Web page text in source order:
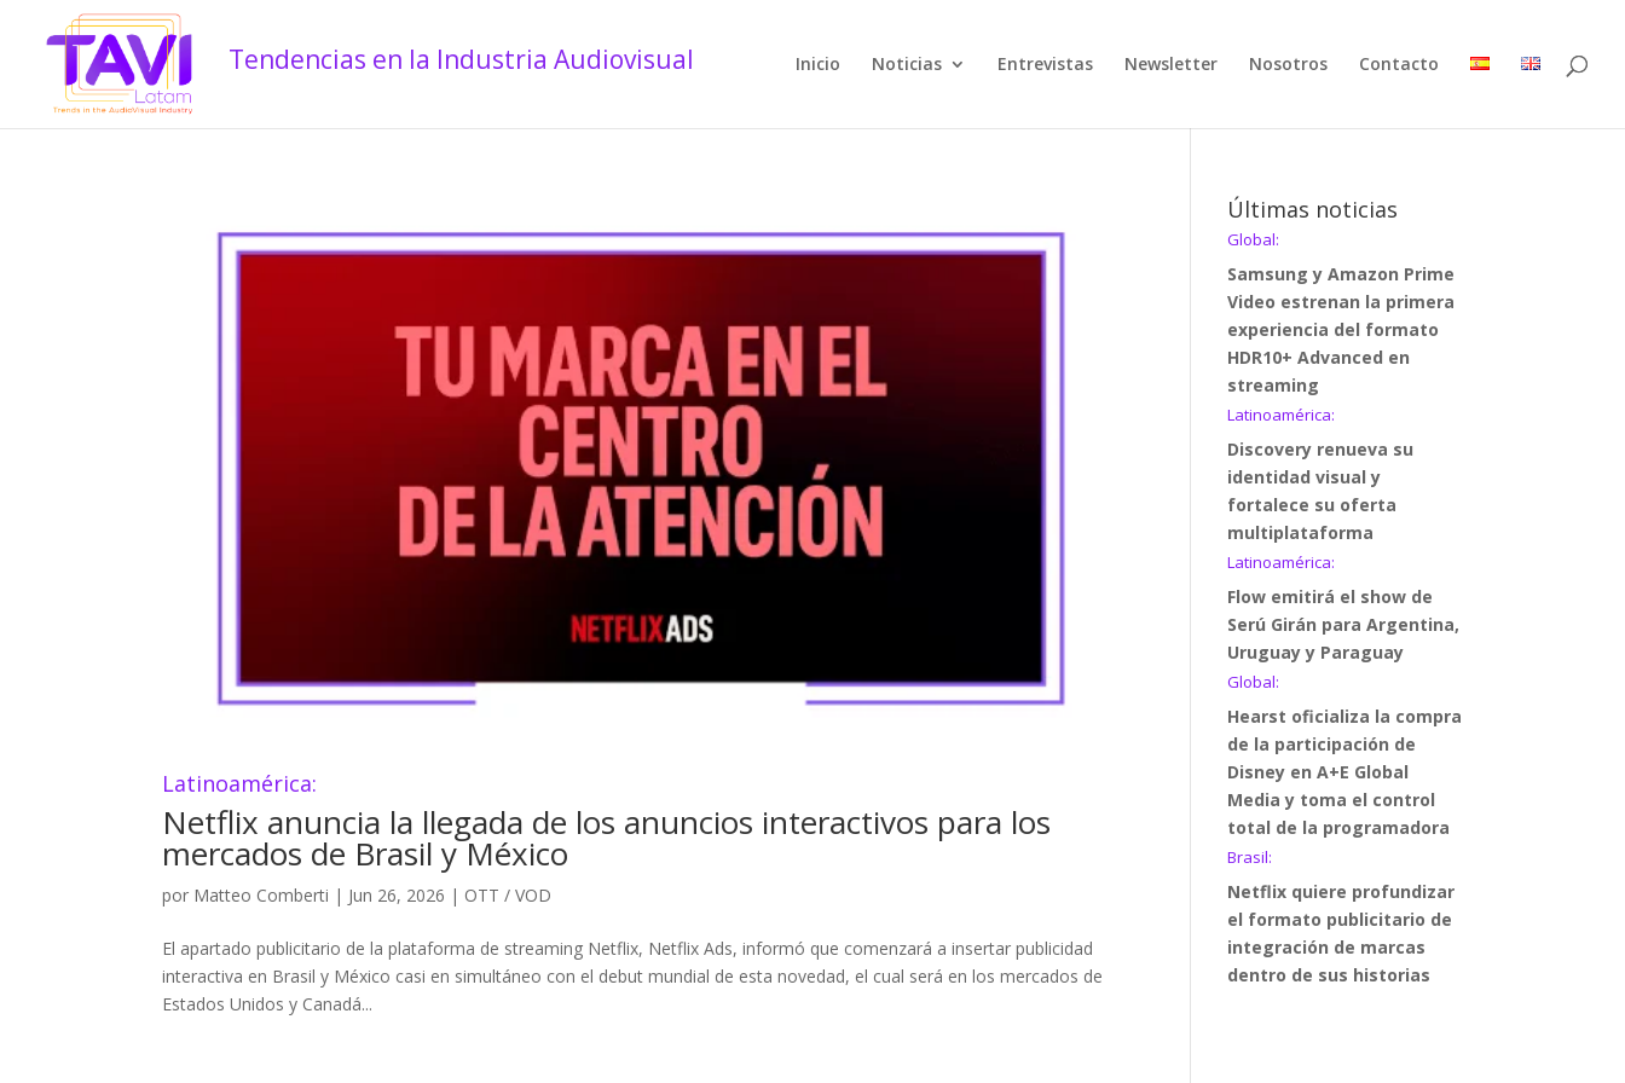
Inicio Noticias Entrevistas Newsletter Nosotros Contacto
Latinoamérica:
Netflix anuncia la llegada de los anuncios interactivos para los
mercados de Brasil y México
por Matteo Comberti | Jun 26, 2026 | OTT / VOD
El apartado publicitario de la plataforma de streaming Netflix, Netflix Ads, informó que comenzará a insertar publicidad
interactiva en Brasil y México casi en simultáneo con el debut mundial de esta novedad, el cual será en los mercados de
Estados Unidos y Canadá...
Últimas noticias
Global:
Samsung y Amazon Prime
Video estrenan la primera
experiencia del formato
HDR10+ Advanced en
streaming
Latinoamérica:
Discovery renueva su
identidad visual y
fortalece su oferta
multiplataforma
Latinoamérica:
Flow emitirá el show de
Serú Girán para Argentina,
Uruguay y Paraguay
Global:
Hearst oficializa la compra
de la participación de
Disney en A+E Global
Media y toma el control
total de la programadora
Brasil:
Netflix quiere profundizar
el formato publicitario de
integración de marcas
dentro de sus historias